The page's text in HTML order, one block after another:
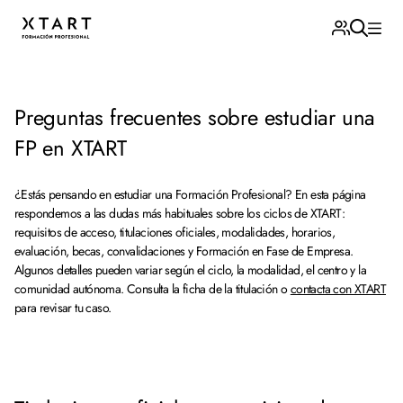
Preguntas frecuentes sobre estudiar una
FP en XTART
¿Estás pensando en estudiar una Formación Profesional? En esta página
respondemos a las dudas más habituales sobre los ciclos de XTART:
requisitos de acceso, titulaciones oficiales, modalidades, horarios,
evaluación, becas, convalidaciones y Formación en Fase de Empresa.
Algunos detalles pueden variar según el ciclo, la modalidad, el centro y la
comunidad autónoma. Consulta la ficha de la titulación ocontacta con XTART
para revisar tu caso.